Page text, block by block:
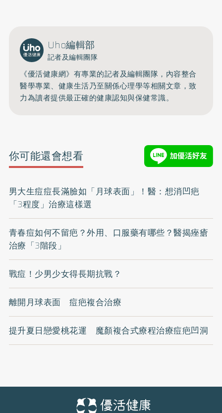
Uho編輯部
記者及編輯團隊
《優活健康網》有專業的記者及編輯團隊，內容整合
醫學專業、健康生活乃至關係心理學等相關文章，致
力為讀者提供最正確的健康認知與保健常識。
你可能還會想看
男大生痘痘長滿臉如「月球表面」！醫：想消凹疤
「3程度」治療這樣選
青春痘如何不留疤？外用、口服藥有哪些？醫揭痤瘡
治療「3階段」
戰痘！少男少女得長期抗戰？
離開月球表面 痘疤複合治療
提升夏日戀愛桃花運 魔顏複合式療程治療痘疤凹洞